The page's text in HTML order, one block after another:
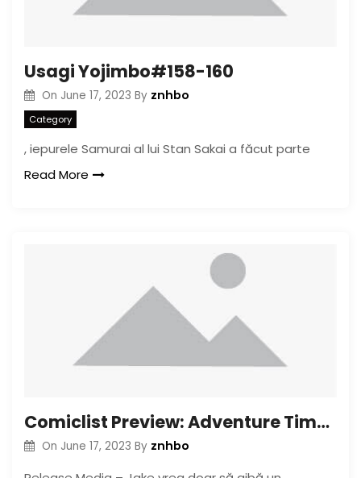
Usagi Yojimbo#158-160
On June 17, 2023 By znhbo
Category
, iepurele Samurai al lui Stan Sakai a făcut parte
Read More
Comiclist Preview: Adventure Time Volume 11 TP
On June 17, 2023 By znhbo